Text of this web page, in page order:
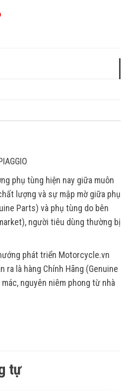
phụ tùng hiện nay giữa muôn
lượng và sự mập mờ giữa phụ
Parts) và phụ tùng do bên
người tiêu dùng thường bị
phát triển Motorcycle.vn
ra là hàng Chính Hãng (Genuine
nguyên niêm phong từ nhà
tự